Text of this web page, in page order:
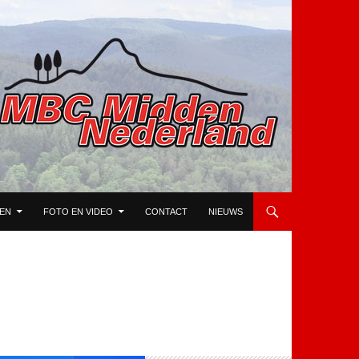
FOTO EN VIDEO CONTACT NIEUWS